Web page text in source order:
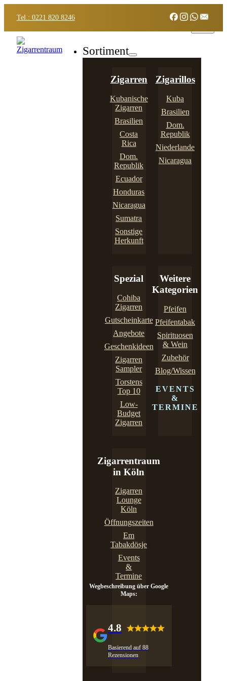
Tel.: 0221 820 8246
Sortiment
Zigarren
Kubanische
Zigarren
Brasilien
Costa
Rica
Dom.
Republik
Ecuador
Honduras
Nicaragua
Sumatra
Sonstige
Herkunft
Zigarillos
Kuba
Brasilien
Dom.
Republik
Niederlande
Nicaragua
Spezial
Cohiba
Zigarren
Gutscheinkarte
Angebote
Geschenkideen
Zigarren
Sampler
Torstens
Top 10
Low-
Budget
Zigarren
Weitere
Kategorien
Pfeifen
Pfeifentabak
Spirituosen
& Wein
Zubehör
Blog/Wissen
EVENTS
&
TERMINE
Zigarrentraum
in Köln
Zigarren
Lounge
Köln
Öffnungszeiten
Em
Tabakdösje
Events
&
Termine
Wegbeschreibung über Google
Maps:
4.8
Basierend auf 88
Rezensionen